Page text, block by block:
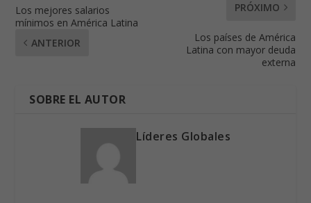
Los mejores salarios
mínimos en América Latina
ANTERIOR
PRÓXIMO
Los países de América
Latina con mayor deuda
externa
SOBRE EL AUTOR
Líderes Globales